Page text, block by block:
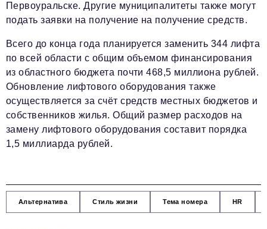
Первоуральске. Другие муниципалитеты также могут
подать заявки на получение на получение средств.
Всего до конца года планируется заменить 344 лифта
по всей области с общим объемом финансирования
из областного бюджета почти 468,5 миллиона рублей.
Обновление лифтового оборудования также
осуществляется за счёт средств местных бюджетов и
собственников жилья. Общий размер расходов на
замену лифтового оборудования составит порядка
1,5 миллиарда рублей.
Альтернатива Стиль жизни Тема номера HR